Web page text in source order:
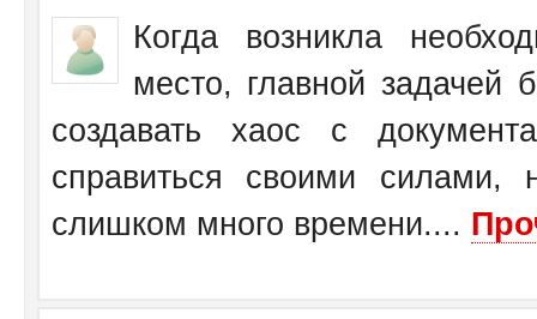
Когда возникла
место, главной задачей
создавать хаос с
справиться своими
слишком много времени....